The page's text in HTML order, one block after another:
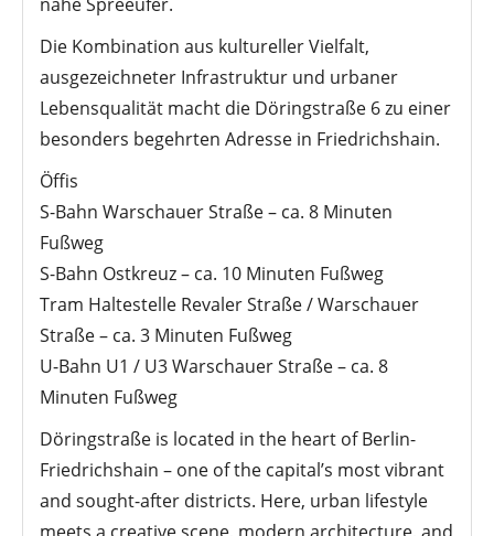
Die Kombination aus kultureller Vielfalt,
ausgezeichneter Infrastruktur und urbaner
Lebensqualität macht die Döringstraße 6 zu einer
besonders begehrten Adresse in Friedrichshain.
Öffis
S-Bahn Warschauer Straße – ca. 8 Minuten
Fußweg
S-Bahn Ostkreuz – ca. 10 Minuten Fußweg
Tram Haltestelle Revaler Straße / Warschauer
Straße – ca. 3 Minuten Fußweg
U-Bahn U1 / U3 Warschauer Straße – ca. 8
Minuten Fußweg
Döringstraße is located in the heart of Berlin-
Friedrichshain – one of the capital’s most vibrant
and sought-after districts. Here, urban lifestyle